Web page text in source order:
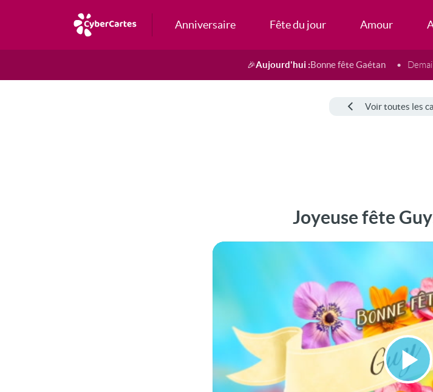
Anniversaire Fête du jour Amour
🎉Aujourd'hui :Bonne fête Gaétan
Voir toutes les
Joyeuse fête